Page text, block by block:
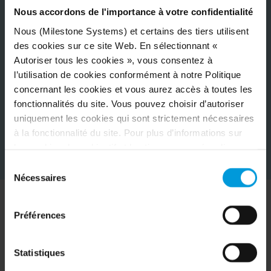
Nous accordons de l'importance à votre confidentialité
Nous (Milestone Systems) et certains des tiers utilisent
des cookies sur ce site Web. En sélectionnant «
Autoriser tous les cookies », vous consentez à
l’utilisation de cookies conformément à notre Politique
concernant les cookies et vous aurez accès à toutes les
fonctionnalités du site. Vous pouvez choisir d’autoriser
uniquement les cookies qui sont strictement nécessaires
à la fonctionnalité du site. Pour plus d’informations sur
Concernant les cookies, votre consentement s’applique
milestonesys.com et aux sous-
. Concernant les cookies de Google, vous
pouvez également installer un module complémentaire de
https://tools.google.com/dlpage/gaoptout?hl=fr. Vous
Nécessaires
Préférences
Statistiques
Testez Milestone en action
Découvrez comment ces différents clients utilisent